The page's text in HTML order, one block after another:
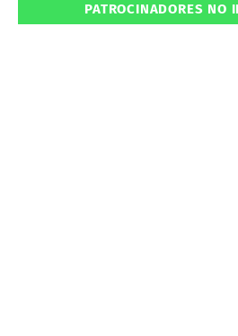
PATROCINADORES NO